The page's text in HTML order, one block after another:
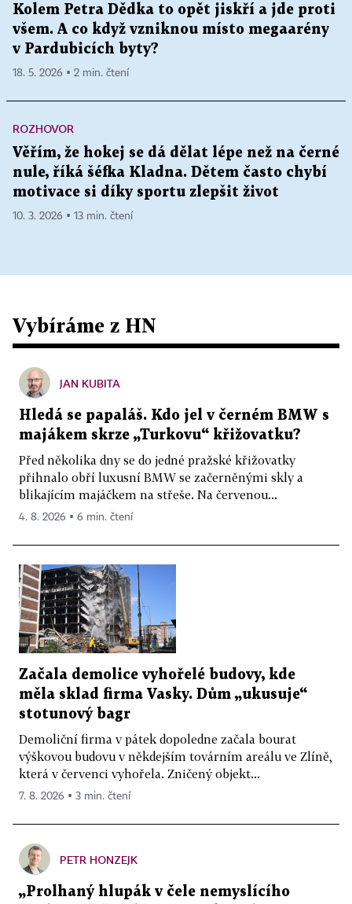
Kolem Petra Dědka to opět jiskří a jde proti
všem. A co když vzniknou místo megaarény
v Pardubicích byty?
18. 5. 2026 ▪ 2 min. čtení
ROZHOVOR
Věřím, že hokej se dá dělat lépe než na černé
nule, říká šéfka Kladna. Dětem často chybí
motivace si díky sportu zlepšit život
10. 3. 2026 ▪ 13 min. čtení
Vybíráme z HN
JAN KUBITA
Hledá se papaláš. Kdo jel v černém BMW s
majákem skrze „Turkovu“ křižovatku?
Před několika dny se do jedné pražské křižovatky
přihnalo obří luxusní BMW se začerněnými skly a
blikajícím majáčkem na střeše. Na červenou...
4. 8. 2026 ▪ 6 min. čtení
Začala demolice vyhořelé budovy, kde
měla sklad firma Vasky. Dům „ukusuje“
stotunový bagr
Demoliční firma v pátek dopoledne začala bourat
výškovou budovu v někdejším továrním areálu ve Zlíně,
která v červenci vyhořela. Zničený objekt...
7. 8. 2026 ▪ 3 min. čtení
PETR HONZEJK
„Prolhaný hlupák v čele nemyslícího